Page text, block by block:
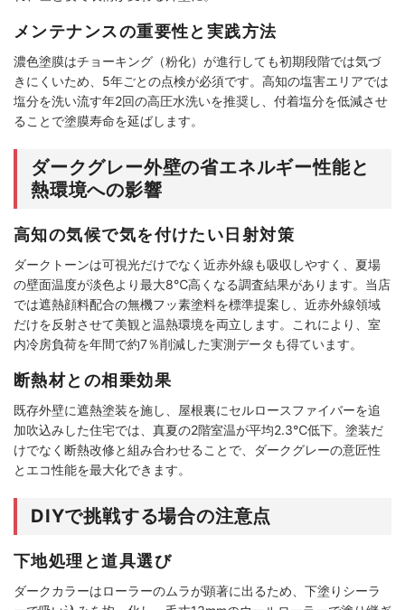
メンテナンスの重要性と実践方法
濃色塗膜はチョーキング（粉化）が進行しても初期段階では気づ
きにくいため、5年ごとの点検が必須です。高知の塩害エリアでは
塩分を洗い流す年2回の高圧水洗いを推奨し、付着塩分を低減させ
ることで塗膜寿命を延ばします。
ダークグレー外壁の省エネルギー性能と
熱環境への影響
高知の気候で気を付けたい日射対策
ダークトーンは可視光だけでなく近赤外線も吸収しやすく、夏場
の壁面温度が淡色より最大8℃高くなる調査結果があります。当店
では遮熱顔料配合の無機フッ素塗料を標準提案し、近赤外線領域
だけを反射させて美観と温熱環境を両立します。これにより、室
内冷房負荷を年間で約7％削減した実測データも得ています。
断熱材との相乗効果
既存外壁に遮熱塗装を施し、屋根裏にセルロースファイバーを追
加吹込みした住宅では、真夏の2階室温が平均2.3℃低下。塗装だ
けでなく断熱改修と組み合わせることで、ダークグレーの意匠性
とエコ性能を最大化できます。
DIYで挑戦する場合の注意点
下地処理と道具選び
ダークカラーはローラーのムラが顕著に出るため、下塗りシーラ